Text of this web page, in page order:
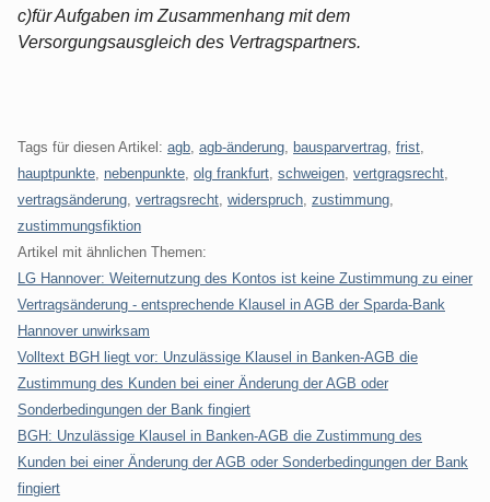
c)für Aufgaben im Zusammenhang mit dem
Versorgungsausgleich des Vertragspartners.
Tags für diesen Artikel: agb agb-änderung bausparvertrag frist
hauptpunkte nebenpunkte olg frankfurt schweigen vertgragsrecht
vertragsänderung vertragsrecht widerspruch zustimmung
zustimmungsfiktion
Artikel mit ähnlichen Themen:
LG Hannover: Weiternutzung des Kontos ist keine Zustimmung zu einer
Vertragsänderung - entsprechende Klausel in AGB der Sparda-Bank
Hannover unwirksam
Volltext BGH liegt vor: Unzulässige Klausel in Banken-AGB die
Zustimmung des Kunden bei einer Änderung der AGB oder
Sonderbedingungen der Bank fingiert
BGH: Unzulässige Klausel in Banken-AGB die Zustimmung des
Kunden bei einer Änderung der AGB oder Sonderbedingungen der Bank
fingiert